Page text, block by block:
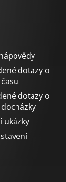
dotazy o
dotazy o
ukázky